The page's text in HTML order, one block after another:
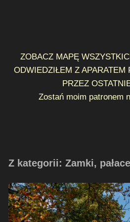
ZOBACZ MAPĘ
ODWIEDZIŁEM Z APARATEM
PRZEZ
Zostań moim patronem
Z kategorii: Zamki,
Przejazdem
–
Pałac